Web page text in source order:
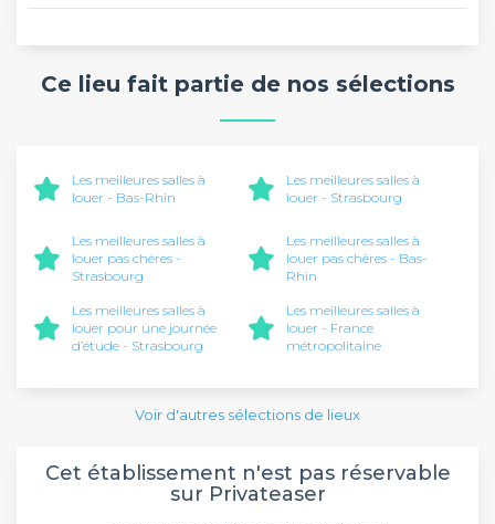
Ce lieu fait partie de nos sélections
Les meilleures salles à
louer - Bas-Rhin
Les meilleures salles à
louer - Strasbourg
Les meilleures salles à
louer pas chères -
Strasbourg
Les meilleures salles à
louer pas chères - Bas-
Rhin
Les meilleures salles à
louer pour une journée
d’étude - Strasbourg
Les meilleures salles à
louer - France
métropolitaine
Voir d'autres sélections de lieux
Cet établissement n'est pas réservable
sur Privateaser